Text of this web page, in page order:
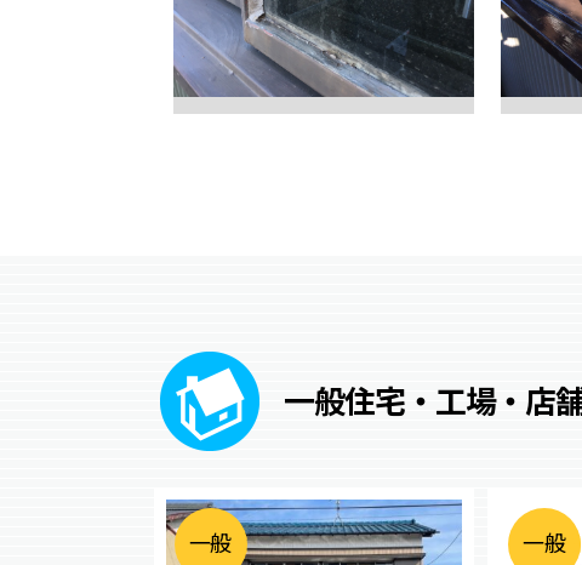
一般住宅・工場・店
一般 住宅・工場・店舗 一般住